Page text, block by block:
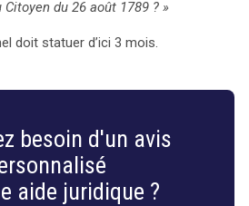
du 26 août 1789 ? »
doit statuer d’ici 3 mois.
besoin d'un avis
aide juridique ?